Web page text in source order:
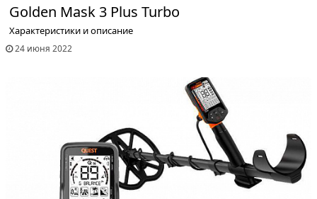
Golden Mask 3 Plus Turbo
Характеристики и описание
24 июня 2022